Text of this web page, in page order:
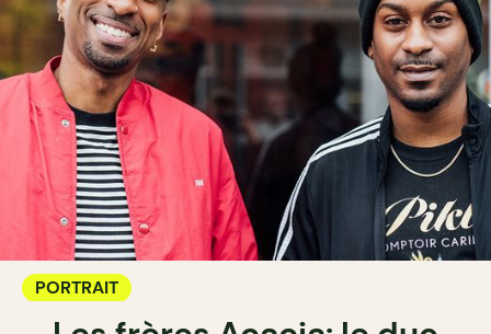
PORTRAIT